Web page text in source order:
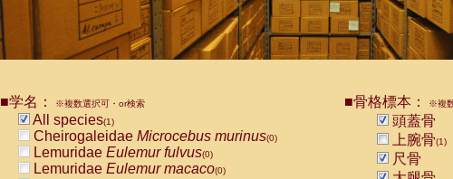
■学名： ※複数選択可・or検索
All species(1)
Cheirogaleidae Microcebus murinus(0)
Lemuridae Eulemur fulvus(0)
Lemuridae Eulemur macaco(0)
■骨格標本： ※複
頭蓋骨
上腕骨(1)
尺骨